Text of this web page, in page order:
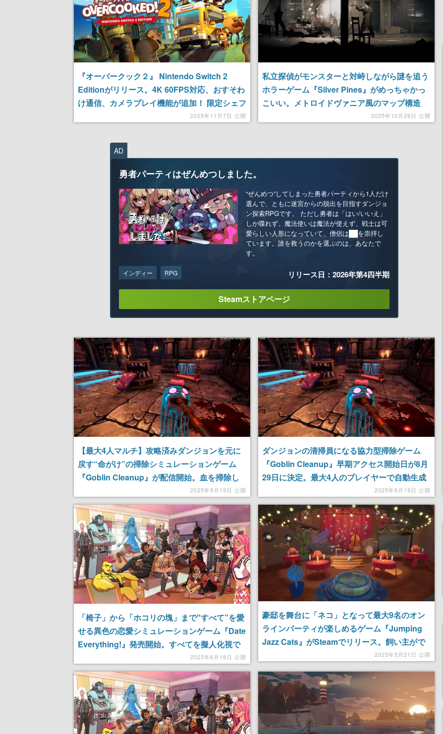
『オーバークック２』 Nintendo Switch 2
Editionがリリース。4K 60FPS対応、おすそわ
け通信、カメラプレイ機能が追加！ 限定シェフ
「プラチナカモノハシ」も付属し、11月12日ま
2025年11月7日 公開
私立探偵がモンスターと対峙しながら謎を追う
ホラーゲーム『Silver Pines』がめっちゃかっ
こいい。メトロイドヴァニア風のマップ構造
に、持てるアイテムが有限のシステムを採用。
2025年10月28日 公開
AD
勇者パーティはぜんめつしました。
“ぜんめつ”してしまった勇者パーティから1人だけ
選んで、ともに迷宮からの脱出を目指すダンジョ
ン探索RPGです。 ただし勇者は「はい/いいえ」
しか喋れず、魔法使いは魔法が使えず、戦士は可
愛らしい人形になっていて、僧侶は██を崇拝し
ています。誰を救うのかを選ぶのは、あなたで
す。
インディー RPG リリース日：2026年第4四半期
Steamストアページ
【最大4人マルチ】攻略済みダンジョンを元に
戻す“命がけ”の掃除シミュレーションゲーム
『Goblin Cleanup』が配信開始。血を掃除し
たり、装飾を戻したり、宝箱を再設置したりし
て次の冒険者が来る前にダンジョンを完成させ
よう
2025年9月19日 公開
ダンジョンの清掃員になる協力型掃除ゲーム
『Goblin Cleanup』早期アクセス開始日が8月
29日に決定。最大4人のプレイヤーで自動生成
ダンジョンを掃除して再配置していくゲーム
2025年6月19日 公開
「椅子」から「ホコリの塊」まで‟すべて”を愛
せる異色の恋愛シミュレーションゲーム『Date
Everything!』発売開始。すべてを擬人化視で
きる眼鏡を手に入れた主人公が、100以上のキ
ャラと交流
2025年6月18日 公開
豪邸を舞台に「ネコ」となって最大9名のオン
ラインパーティが楽しめるゲーム『Jumping
Jazz Cats』がSteamでリリース。飼い主がで
かけたら、そこは戦場。ネコならではのハチャ
メチャなミニゲームを楽しもう
2025年5月21日 公開